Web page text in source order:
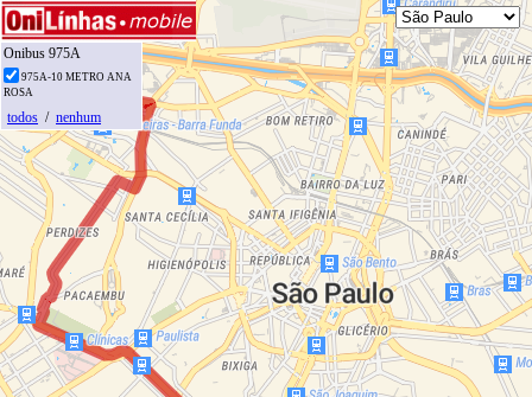
Onibus 975A
975A-10 METRO ANA
ROSA
todos / nenhum